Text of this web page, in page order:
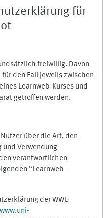
für
freiwillig. Davon
den Fall jeweils zwischen
Learnweb-Kurses und
getroffen werden.
über die Art, den
und Verwendung
verantwortlichen
“Learnweb-
der WWU